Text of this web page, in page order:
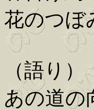
花のつぼ
（語り）
あの道の